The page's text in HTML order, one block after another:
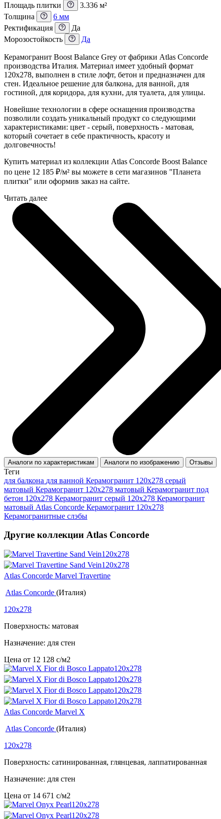
Площадь плитки
3.336 м²
Толщина
6 мм
Ректификация
Да
Морозостойкость
Да
Керамогранит Boost Balance Grey от фабрики Atlas Concorde
производства Италия. Материал имеет удобный формат
120x278, выполнен в стиле лофт, бетон и предназначен для
стен. Идеальное решение для балкона, для ванной, для
гостиной, для коридора, для кухни, для туалета, для улицы.
Новейшие технологии в сфере оснащения производства
позволили создать уникальный продукт со следующими
характеристиками: цвет - серый, поверхность - матовая,
который сочетает в себе практичность, красоту и
долговечность!
Купить материал из коллекции Atlas Concorde Boost Balance
по цене 12 185 ₽/м² вы можете в сети магазинов "Планета
плитки" или оформив заказ на сайте.
Читать далее
Аналоги по характеристикам Аналоги по изображению Отзывы
Теги
для балкона для ванной Керамогранит 120x278 серый
матовый Керамогранит 120x278 матовый Керамогранит под
бетон 120x278 Керамогранит серый 120x278 Керамогранит
матовый Atlas Concorde Керамогранит 120x278
Керамогранитные слэбы
Другие коллекции Atlas Concorde
Atlas Concorde Marvel Travertine
Atlas Concorde (Италия)
120x278
Поверхность: матовая
Назначение: для стен
Цена от 12 128 c/м2
Atlas Concorde Marvel X
Atlas Concorde (Италия)
120x278
Поверхность: сатинированная, глянцевая, лаппатированная
Назначение: для стен
Цена от 14 671 c/м2